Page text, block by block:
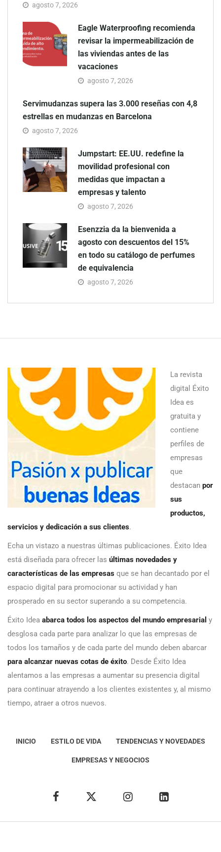
agosto 7, 2026
Eagle Waterproofing recomienda
revisar la impermeabilización de
las viviendas antes de las
vacaciones
agosto 7, 2026
Servimudanzas supera las 3.000 reseñas con 4,8
estrellas en mudanzas en Barcelona
agosto 7, 2026
Jumpstart: EE.UU. redefine la
movilidad profesional con
medidas que impactan a
empresas y talento
agosto 7, 2026
Esenzzia da la bienvenida a
agosto con descuentos del 15%
en todo su catálogo de perfumes
de equivalencia
agosto 7, 2026
La revista
digital Éxito
Idea es
gratuita y
contiene
perfiles de
empresas
que
destacan por
sus
productos,
servicios y dedicación a sus clientes.
Echa un vistazo a nuestras últimas publicaciones. Éxito Idea
está diseñada para ofrecer las últimas novedades y
características de las empresas que se han decantado por el
espacio digital para promocionar su actividad y han
prosperado en su sector superando a su competencia.
Éxito Idea abarca todos los aspectos del mundo empresarial y
desglosa cada parte para analizar lo que las empresas de
todos los tamaños y de cada parte del mundo deben abarcar
para alcanzar nuevas cotas de éxito. Desde Éxito Idea
alentamos a las empresas a aumentar su presencia digital
para continuar atrayendo a los clientes existentes y, al mismo
tiempo, atraer a otros nuevos.
INICIO ESTILO DE VIDA TENDENCIAS Y NOVEDADES
EMPRESAS Y NEGOCIOS